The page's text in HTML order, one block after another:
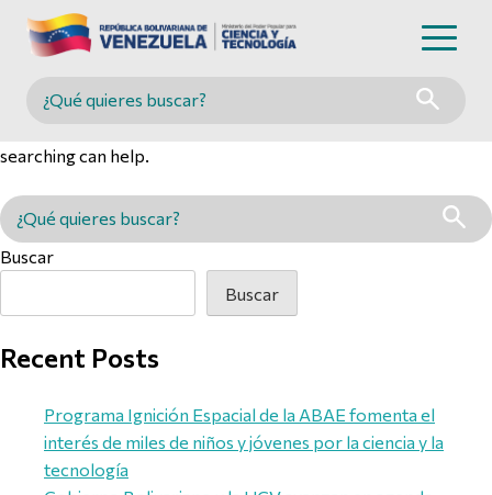
Buscar en MINCYT
searching can help.
Buscar en MINCYT
Buscar
Buscar
Recent Posts
Programa Ignición Espacial de la ABAE fomenta el
interés de miles de niños y jóvenes por la ciencia y la
tecnología